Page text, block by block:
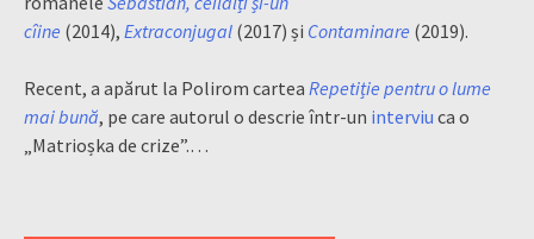
cîine (2014), Extraconjugal (2017) și Contaminare (2019).
Recent, a apărut la Polirom cartea Repetiție pentru o lume
mai bună, pe care autorul o descrie într-un interviu ca o
„Matrioșka de crize”.…